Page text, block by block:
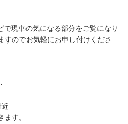
現車の気になる部分をご覧になり
すのでお気軽にお申し付けくださ
す。